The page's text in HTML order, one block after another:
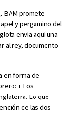
BAM promete
y pergamino del
envía aquí una
al rey, documento
en forma de
+ Los
Lo que
de las dos